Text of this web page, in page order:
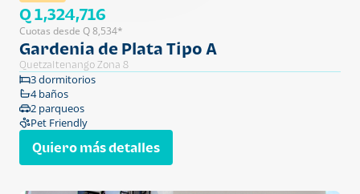
Q 1,324,716
Cuotas desde Q 8,534*
Gardenia de Plata Tipo A
Quetzaltenango Zona 8
3 dormitorios
4 baños
2 parqueos
Pet Friendly
Quiero más detalles